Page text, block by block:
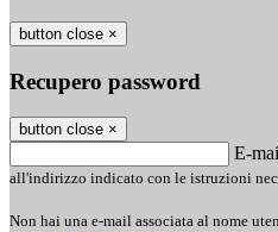
button close ×
Recupero password
button close ×
E-
all'indirizzo indicato con le istruzioni
Non hai una e-mail associata al nome